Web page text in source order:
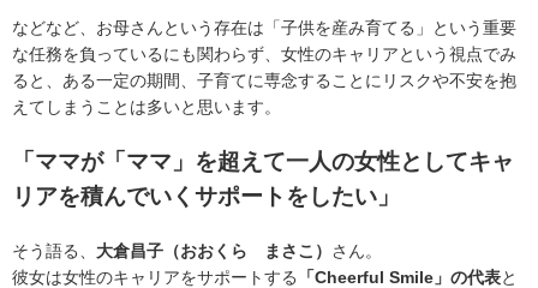
などなど、お母さんという存在は「子供を産み育てる」という重要
な任務を負っているにも関わらず、女性のキャリアという視点でみ
ると、ある一定の期間、子育てに専念することにリスクや不安を抱
えてしまうことは多いと思います。
「ママが「ママ」を超えて一人の女性としてキャ
リアを積んでいくサポートをしたい」
そう語る、 大倉昌子（おおくら まさこ） さん。
彼女は女性のキャリアをサポートする
「Cheerful Smile」の代表と